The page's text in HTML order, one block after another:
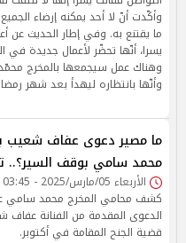
وأكّدت أنّ لا أحد يمكنه إرضاء
ما يقتنع به. وفي إطار الحديث عن
يسرا، أنّها تحضّر لأعمال جديدة في
وهناك عمل سيجمعها بالمخرج
وأنّها بانتظاره ليهدأ بعد شهر
ما مصير دعوى عفاف شعيب
محمد سامي بوقف السير؟..
الأربعاء 05/مارس/2025 - 03:45 م
كشف محامي المخرج محمد سامي
الدعوى المقدمة من الفنانة
قضية الجنح المقامة في أكتوبر.